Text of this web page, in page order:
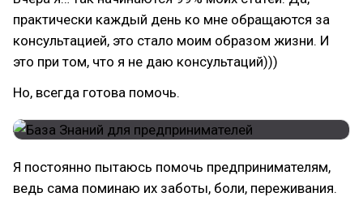
практически каждый день ко мне обращаются за
консультацией, это стало моим образом жизни. И
это при том, что я не даю консультаций)))
Но, всегда готова помочь.
Я постоянно пытаюсь помочь предпринимателям,
ведь сама поминаю их заботы, боли, переживания.